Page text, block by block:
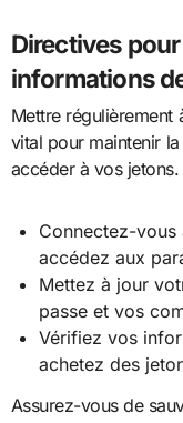
Directives
informations
Mettre
vital pour maintenir
accéder à vos
Connectez-
accédez aux
Mettez à jour
passe et vos
Vérifiez vos
achetez des
Assurez-vous de